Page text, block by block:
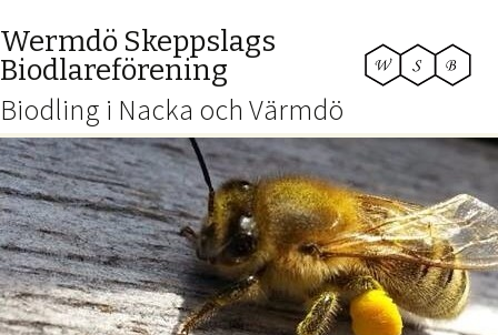
Wermdö Skeppslags
Biodlareförening
Biodling i Nacka och Värmdö